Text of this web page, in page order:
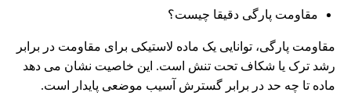
مقاومت پارگی دقیقا چیست؟
مقاومت پارگی، توانایی یک ماده لاستیکی برای مقاومت در برابر
رشد ترک یا شکاف تحت تنش است. این خاصیت نشان می دهد
ماده تا چه حد در برابر گسترش آسیب موضعی پایدار است.